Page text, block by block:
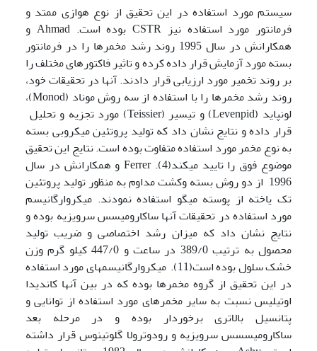
سیستم مورد استفاده در این تحقیق از نوع هوازی ممتد و
فرمانتور مورد استفاده نیز CSTR بوده است. Ahmad و
همکارانش در سال 1995 روند رشد مخمرها را در فرمانتور
بسته مورد آزمایش قرار داده کرده و تاثیر فاکتورهای مختلف را
بر روند تخمیر مورد ارزیابی قرار دادند. آنها در تحقیقات خود،
روند رشد مخمرها را با استفاده از سه روش موناد (Monod)،
لونپاید (Levenpid) و تیسیر (Teissier) مورد تجزیه و تحلیل
قرار داده و نتایج نشان داد که تولید پروتئین میکروبی بسته
به نوع مخمر مورد استفاده متفاوت بوده است. نتایج این تحقیق
موضوع فوق را تایید میکند(4). Ferrer و همکارانش در سال
1996 از دو روش بسته وکشت مداوم به منظور تولید پروتئین
تک یاخته از پوسته میگو استفاده نمودند. میکروارگانیسم
مورد استفاده در تحقیقات آنها ساکارومیسس سرویزیه بوده و
نتایج نشان داد که میزان رشد اختصاصی و ضریب تولید
محصول به ترتیب 389/0 در ساعت و 447/0 کیلو گرم وزن
خشک سلول بوده است(11). میکروارگانیسمهای مورد استفاده
در این تحقیق از گروه مخمرها بوده که در بین آنها کاندیدا
اوتیلیس نسبت به سایر مخمرهای مورد استفاده از توانایی و
پتانسیل بالاتری برخوردار بوده و در مرحله بعد
ساکارومیسسس سرویزیه و رودوترولا گلوتینوس قرار داشته